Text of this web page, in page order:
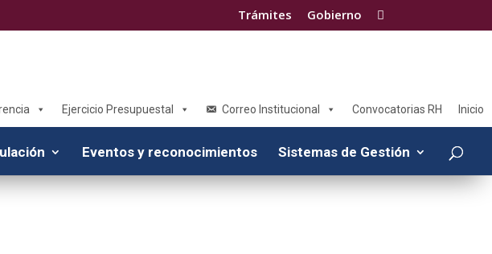
Trámites Gobierno 
Eventos y reconocimientos Sistemas de Gestión
Ejercicio Presupuestal Correo Institucional Convocatorias RH Inicio